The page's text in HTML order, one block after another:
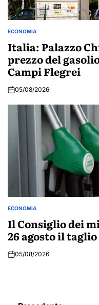
POSTED
ECONOMIA
Italia: Palazzo
prezzo del
Campi Flegrei
05/08/2026
POSTED
IN
ECONOMIA
Il Consiglio dei
26 agosto il
05/08/2026